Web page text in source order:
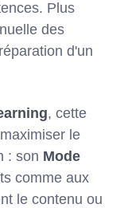
Plus
des
d'un
, cette
le
: son Mode
comme aux
le contenu ou